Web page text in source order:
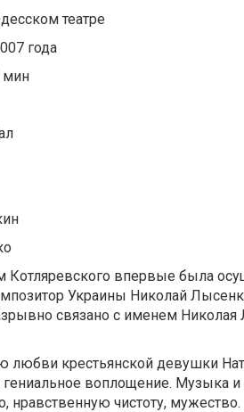
театре
года
мин
Котляревского впервые была
Украины Николай
связано с именем
любви крестьянской девушки
воплощение. Музыка
нравственную чистоту, мужество.